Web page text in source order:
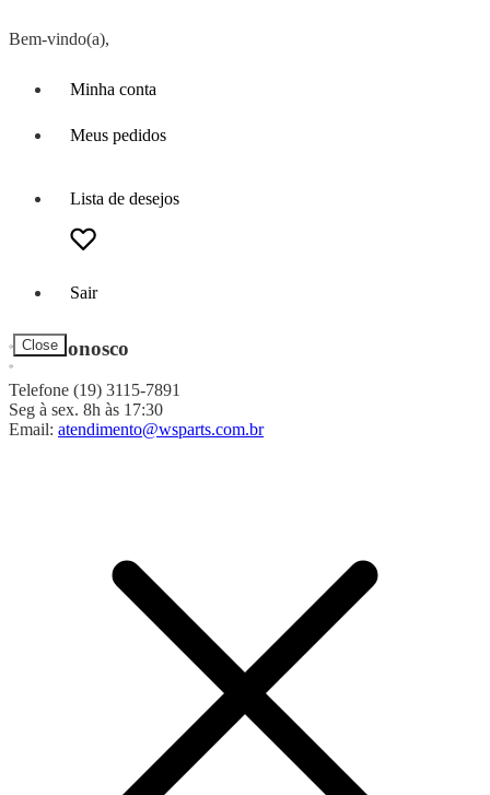
Bem-vindo(a),
Minha conta
Meus pedidos
Lista de desejos
Sair
Close
Fale Conosco
Telefone (19) 3115-7891
Seg à sex. 8h às 17:30
Email: atendimento@wsparts.com.br